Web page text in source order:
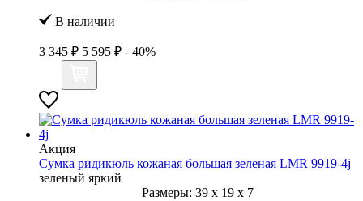
В наличии
3 345 ₽ 5 595 ₽ - 40%
Акция
Сумка ридикюль кожаная большая зеленая LMR 9919-4j
зеленый яркий
Размеры: 39 x 19 x 7